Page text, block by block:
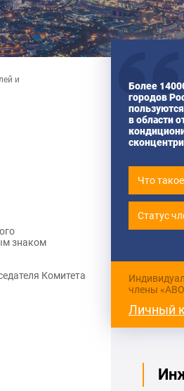
и
знаком
Комитета
Более
городов
в области
Что
Статус
члены
Личный